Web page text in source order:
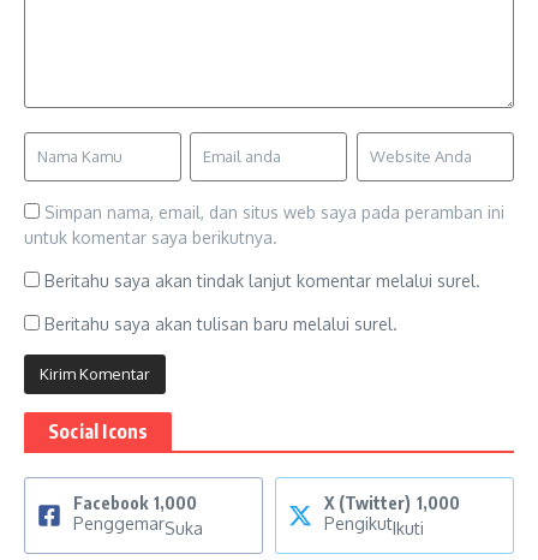
Simpan nama, email, dan situs web saya pada peramban ini
untuk komentar saya berikutnya.
Beritahu saya akan tindak lanjut komentar melalui surel.
Beritahu saya akan tulisan baru melalui surel.
Social Icons
Facebook 1,000
PenggemarSuka
X (Twitter) 1,000
PengikutIkuti